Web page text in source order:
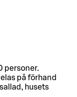
personer.
på förhand
husets